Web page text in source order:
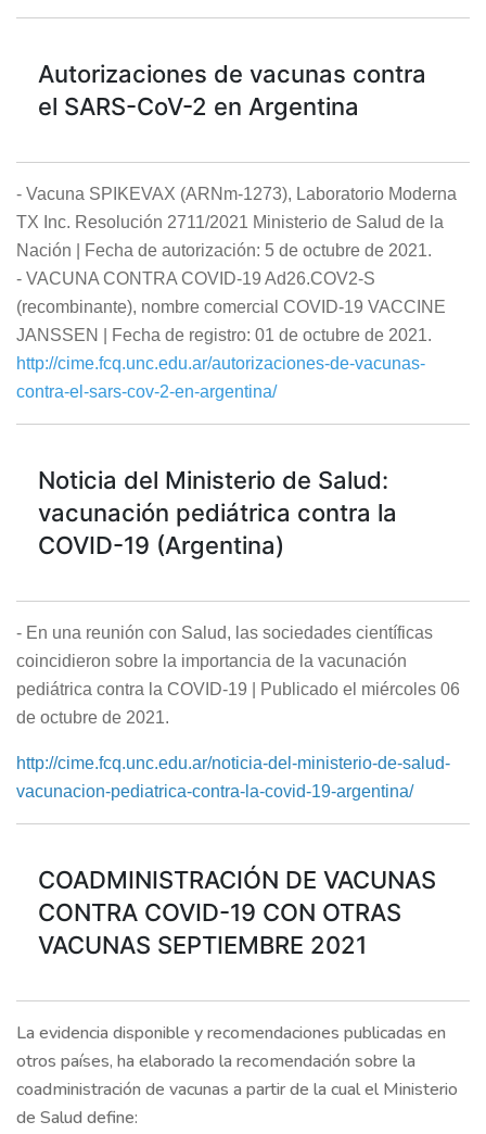
Autorizaciones de vacunas contra
el SARS-CoV-2 en Argentina
- Vacuna SPIKEVAX (ARNm-1273), Laboratorio Moderna
TX Inc. Resolución 2711/2021 Ministerio de Salud de la
Nación | Fecha de autorización: 5 de octubre de 2021.
- VACUNA CONTRA COVID-19 Ad26.COV2-S
(recombinante), nombre comercial COVID-19 VACCINE
JANSSEN | Fecha de registro: 01 de octubre de 2021.
http://cime.fcq.unc.edu.ar/autorizaciones-de-vacunas-
contra-el-sars-cov-2-en-argentina/
Noticia del Ministerio de Salud:
vacunación pediátrica contra la
COVID-19 (Argentina)
- En una reunión con Salud, las sociedades científicas
coincidieron sobre la importancia de la vacunación
pediátrica contra la COVID-19 | Publicado el miércoles 06
de octubre de 2021.
http://cime.fcq.unc.edu.ar/noticia-del-ministerio-de-salud-
vacunacion-pediatrica-contra-la-covid-19-argentina/
COADMINISTRACIÓN DE VACUNAS
CONTRA COVID-19 CON OTRAS
VACUNAS SEPTIEMBRE 2021
La evidencia disponible y recomendaciones publicadas en
otros países, ha elaborado la recomendación sobre la
coadministración de vacunas a partir de la cual el Ministerio
de Salud define: